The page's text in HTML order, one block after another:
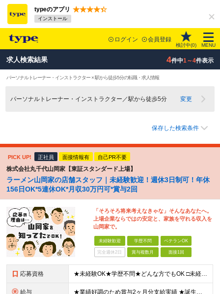
typeのアプリ
インストール
ログイン 会員登録
検討中(0) MENU
求人検索結果 4件中1～4件表示
パーソナルトレーナー・インストラクター × 駅から徒歩5分の転職・求人情報
パーソナルトレーナー・インストラクター／駅から徒歩5分 変更
保存した検索条件
PICK UP! 正社員 面接情報有 自己PR不要
株式会社丸千代山岡家【東証スタンダード上場】
ラーメン山岡家の店舗スタッフ｜未経験歓迎！週休3日制可！年休
156日OK*5連休OK*月収30万円可*賞与2回
「そろそろ将来考えなきゃな」そんなあなたへ。
上場企業ならではの安定と、家族を守れる収入を
山岡家で。
未経験歓迎 学歴不問 ベテランOK
完全週休2日 賞与複数月 面接1回
応募資格 ★未経験OK★学歴不問★どんな方でもOK □未経験・第二新卒・フリーター □ブランクがある方 □転職回数が気になる方 □飲食業界にチャレンジしたい方 「やってみたい」という気持ちがあれば、皆さん大
給与 ★業績好調のため賞与2ヶ月分支給実績 ★誕生日手当など手当充実 ★年2回昇給チャンス有＆入社1年で店長昇格可 ★残業代全額支給（1分単位で支給） 【週休3日制の場合】 月給25万8,960円以上（固